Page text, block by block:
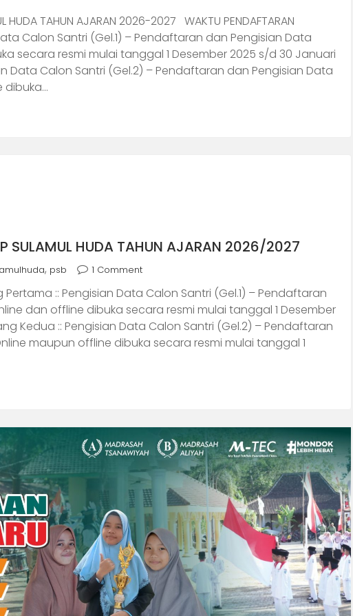
HUDA TAHUN AJARAN 2026-2027 WAKTU PENDAFTARAN
Calon Santri (Gel.1) – Pendaftaran dan Pengisian Data
secara resmi mulai tanggal 1 Desember 2025 s/d 30 Januari
Data Calon Santri (Gel.2) – Pendaftaran dan Pengisian Data
dibuka…
SULAMUL HUDA TAHUN AJARAN 2026/2027
, psb 1 Comment
Pertama :: Pengisian Data Calon Santri (Gel.1) – Pendaftaran
dan offline dibuka secara resmi mulai tanggal 1 Desember
Kedua :: Pengisian Data Calon Santri (Gel.2) – Pendaftaran
maupun offline dibuka secara resmi mulai tanggal 1